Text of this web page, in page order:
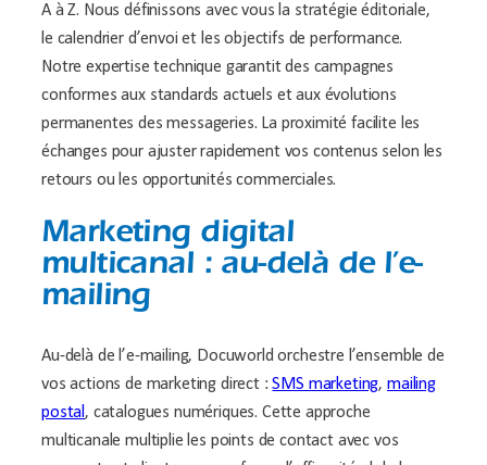
A à Z. Nous définissons avec vous la stratégie éditoriale,
le calendrier d’envoi et les objectifs de performance.
Notre expertise technique garantit des campagnes
conformes aux standards actuels et aux évolutions
permanentes des messageries. La proximité facilite les
échanges pour ajuster rapidement vos contenus selon les
retours ou les opportunités commerciales.
Marketing digital
multicanal : au-delà de l’e-
mailing
Au-delà de l’e-mailing, Docuworld orchestre l’ensemble de
vos actions de marketing direct :SMS marketing,mailing
postal , catalogues numériques. Cette approche
multicanale multiplie les points de contact avec vos